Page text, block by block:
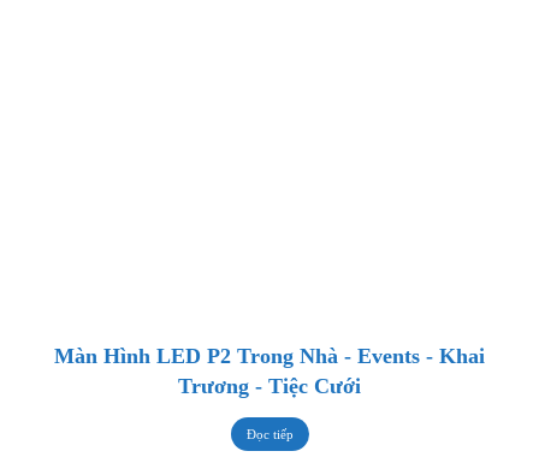
Màn Hình LED P2 Trong Nhà - Events - Khai
Trương - Tiệc Cưới
Đọc tiếp